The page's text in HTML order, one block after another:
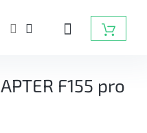
KOŠÍK
F155 pro